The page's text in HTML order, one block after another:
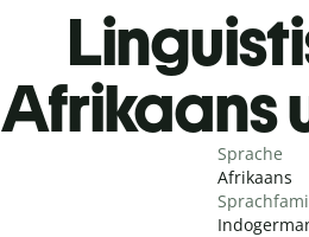
Afrikaans
Sprache
Afrikaans